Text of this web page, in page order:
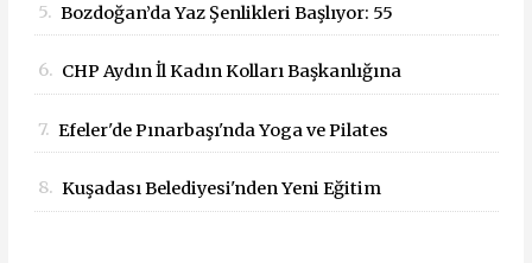
5. Bozdoğan’da Yaz Şenlikleri Başlıyor: 55
6. CHP Aydın İl Kadın Kolları Başkanlığına
7. Efeler'de Pınarbaşı'nda Yoga ve Pilates
8. Kuşadası Belediyesi'nden Yeni Eğitim